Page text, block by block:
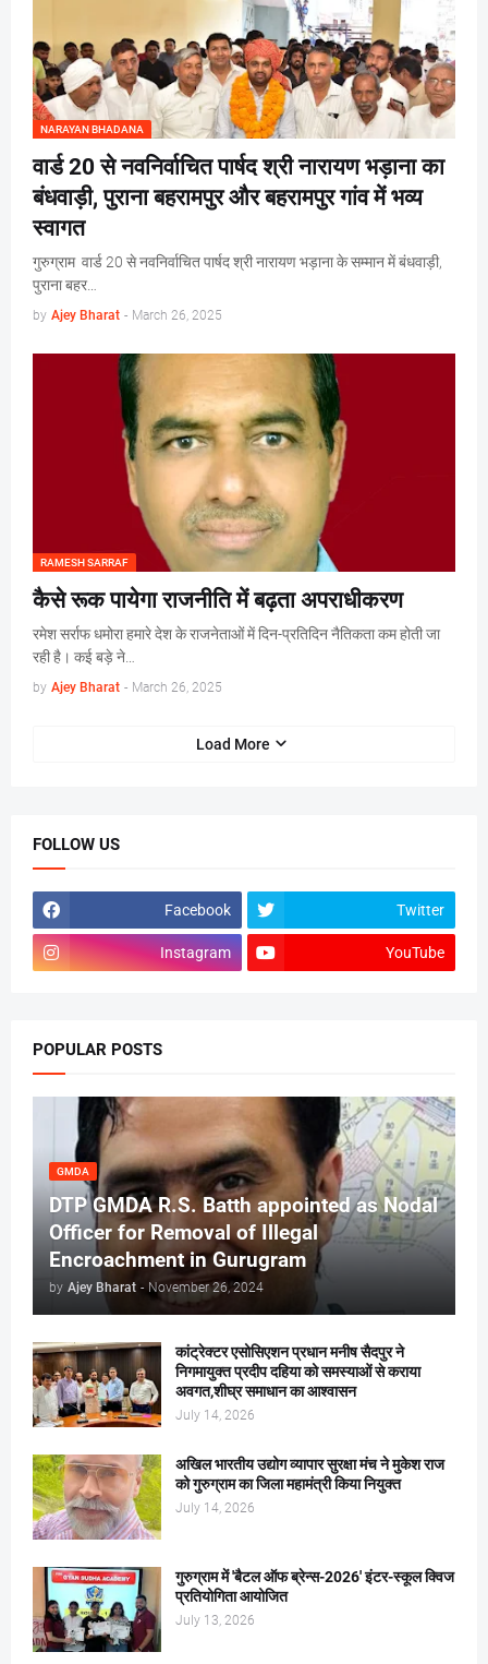
NARAYAN BHADANA
वार्ड 20 से नवनिर्वाचित पार्षद श्री नारायण भड़ाना का
बंधवाड़ी, पुराना बहरामपुर और बहरामपुर गांव में भव्य
स्वागत
गुरुग्राम वार्ड 20 से नवनिर्वाचित पार्षद श्री नारायण भड़ाना के सम्मान में बंधवाड़ी,
पुराना बहर…
by Ajey Bharat - March 26, 2025
RAMESH SARRAF
कैसे रूक पायेगा राजनीति में बढ़ता अपराधीकरण
रमेश सर्राफ धमोरा हमारे देश के राजनेताओं में दिन-प्रतिदिन नैतिकता कम होती जा
रही है। कई बड़े ने…
by Ajey Bharat - March 26, 2025
Load More
FOLLOW US
Facebook Twitter
Instagram YouTube
POPULAR POSTS
GMDA
DTP GMDA R.S. Batth appointed as Nodal
Officer for Removal of Illegal
Encroachment in Gurugram
by Ajey Bharat - November 26, 2024
कांट्रेक्टर एसोसिएशन प्रधान मनीष सैदपुर ने
निगमायुक्त प्रदीप दहिया को समस्याओं से कराया
अवगत,शीघ्र समाधान का आश्वासन
July 14, 2026
अखिल भारतीय उद्योग व्यापार सुरक्षा मंच ने मुकेश राज
को गुरुग्राम का जिला महामंत्री किया नियुक्त
July 14, 2026
गुरुग्राम में 'बैटल ऑफ ब्रेन्स-2026' इंटर-स्कूल क्विज
प्रतियोगिता आयोजित
July 13, 2026